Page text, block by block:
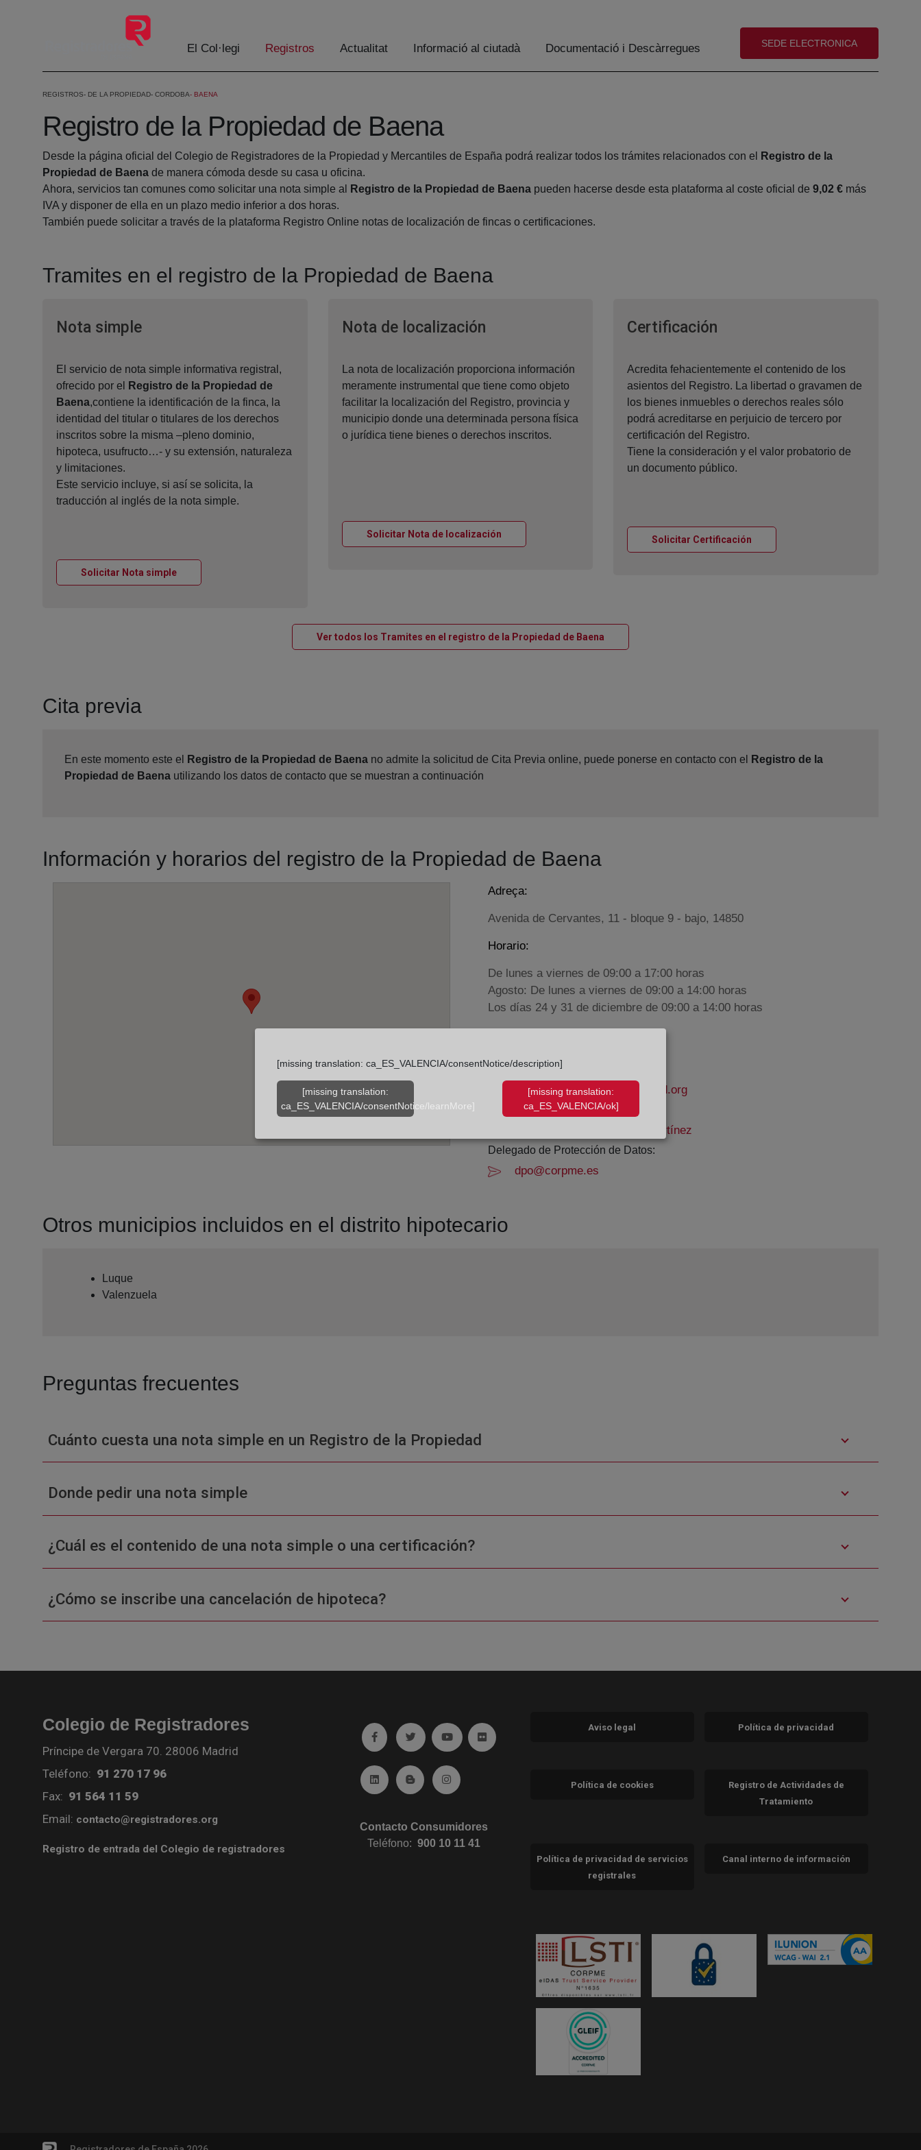
Salta al contingut principal
El Col·legi Registros Actualitat Informació al ciutadà Documentació i Descàrregues (abre en nueva ventana)
SEDE ELECTRONICA
REGISTROS DE LA PROPIEDAD CORDOBA BAENA
Registro de la Propiedad de Baena
Desde la página oficial del Colegio de Registradores de la Propiedad y Mercantiles de España podrá realizar todos los trámites relacionados con el
Registro de la
Propiedad de Baena de manera cómoda desde su casa u oficina.
Ahora, servicios tan comunes como solicitar una nota simple al
Registro de la Propiedad de Baena pueden hacerse desde esta plataforma al coste oficial de 9,02 € más
IVA y disponer de ella en un plazo medio inferior a dos horas.
También puede solicitar a través de la plataforma Registro Online notas de localización de fincas o certificaciones.
Tramites en el registro de la Propiedad de Baena
Nota simpleVentana nueva
El servicio de nota simple informativa registral,
ofrecido por el
Registro de la Propiedad de
Baena,contiene la identificación de la finca, la
identidad del titular o titulares de los derechos
inscritos sobre la misma –pleno dominio,
hipoteca, usufructo…- y su extensión, naturaleza
y limitaciones.
Este servicio incluye, si así se solicita, la
traducción al inglés de la nota simple.
Solicitar Nota simpleVentana nueva
Nota de localizaciónVentana nueva
La nota de localización proporciona información
meramente instrumental que tiene como objeto
facilitar la localización del Registro, provincia y
municipio donde una determinada persona física
o jurídica tiene bienes o derechos inscritos.
Solicitar Nota de localizaciónVentana nueva
Certificación
Acredita fehacientemente el contenido de los
asientos del Registro. La libertad o gravamen de
los bienes inmuebles o derechos reales sólo
podrá acreditarse en perjuicio de tercero por
certificación del Registro.
Tiene la consideración y el valor probatorio de
un documento público.
Solicitar Certificación
Ver todos los Tramites en el registro de la Propiedad de Baena
Cita previa
En este momento este el Registro de la Propiedad de Baena no admite la solicitud de Cita Previa online, puede ponerse en contacto con el
Registro de la
Propiedad de Baena utilizando los datos de contacto que se muestran a continuación
Información y horarios del registro de la Propiedad de Baena
Adreça:
Avenida de Cervantes, 11 - bloque 9 - bajo, 14850
Horario:
De lunes a viernes de 09:00 a 17:00 horas
Agosto: De lunes a viernes de 09:00 a 14:00 horas
Los días 24 y 31 de diciembre de 09:00 a 14:00 horas
957 67 03 62
baena@registrodelapropiedad.org
Datos del Registrador:
Victoria Pérez de la Cruz Martínez
Delegado de Protección de Datos:
dpo@corpme.es
Otros municipios incluidos en el distrito hipotecario
Luque
Valenzuela
Preguntas frecuentes
Cuánto cuesta una nota simple en un Registro de la Propiedad
Donde pedir una nota simple
¿Cuál es el contenido de una nota simple o una certificación?
¿Cómo se inscribe una cancelación de hipoteca?
Colegio de Registradores
Príncipe de Vergara 70. 28006 Madrid
Teléfono: 91 270 17 96
Fax: 91 564 11 59
Email: contacto@registradores.org
Registro de entrada del Colegio de registradores
Ir a facebook (abre en ventana nueva)
Ir a twitter (abre en ventana nueva)
Ir a YouTube (abre en ventana nueva)
Ir a Flickr (abre en ventana nueva)
Ir a Linkedin (abre en ventana nueva)
Ir al Blog (abre en ventana nueva)
Ir a Instagram (abre en ventana nueva)
Contacto Consumidores
Teléfono:900 10 11 41
Aviso legal Política de privacidad
Política de cookies
Registro de Actividades de
Tratamiento
Política de privacidad de servicios
registrales
Canal interno de información
[missing translation: ca_ES_VALENCIA/consentNotice/description]
[missing translation:
ca_ES_VALENCIA/consentNotice/learnMore]
[missing translation:
ca_ES_VALENCIA/ok]